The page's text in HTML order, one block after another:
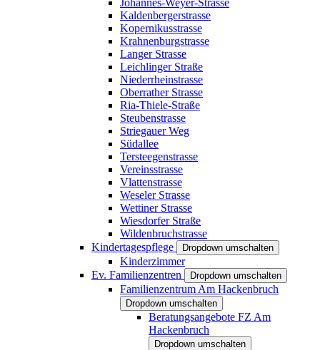
Kaldenbergerstrasse
Kopernikusstrasse
Krahnenburgstrasse
Langer Strasse
Leichlinger Straße
Niederrheinstrasse
Oberrather Strasse
Ria-Thiele-Straße
Steubenstrasse
Striegauer Weg
Südallee
Tersteegenstrasse
Vereinsstrasse
Vlattenstrasse
Weseler Strasse
Wettiner Strasse
Wiesdorfer Straße
Wildenbruchstrasse
Kindertagespflege
Dropdown umschalten
Kinderzimmer
Ev. Familienzentren
Dropdown umschalten
Familienzentrum Am Hackenbruch
Dropdown umschalten
Beratungsangebote FZ Am
Hackenbruch
Dropdown umschalten